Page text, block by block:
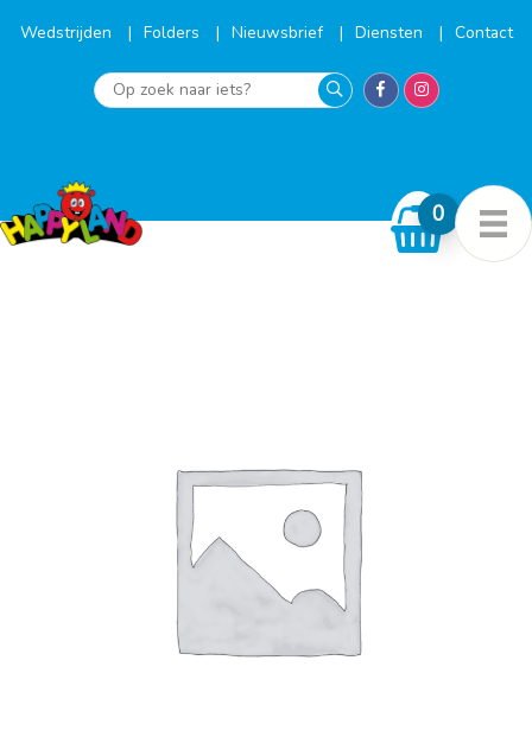
naarWedstrijden Folders Nieuwsbrief Diensten Contact
Op